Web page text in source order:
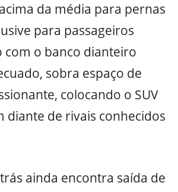
da média para pernas
para passageiros
com o banco dianteiro
sobra espaço de
colocando o SUV
diante de rivais conhecidos
ainda encontra saída de